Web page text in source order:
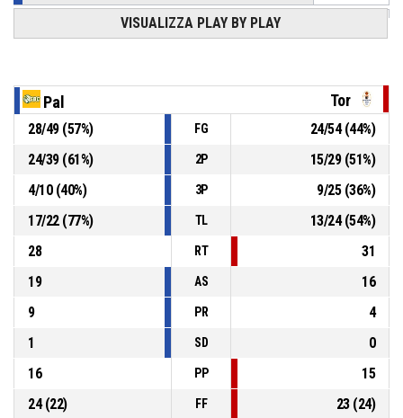
, Fallo subito
15, Barberis M., Fallo personale
P4 00:24 13, Petrova A. , Sostituzione - Entra
P4 00:24 23, Kinard M. , Sostituzione - Esce
VISUALIZZA PLAY BY PLAY
Pal Tor
28/49(57%) FG 24/54(44%)
24/39(61%) 2P 15/29(51%)
4/10(40%) 3P 9/25(36%)
17/22(77%) TL 13/24(54%)
28
RT
31
19
AS
16
9
PR
4
1
SD
0
16
PP
15
24(22) FF 23(24)